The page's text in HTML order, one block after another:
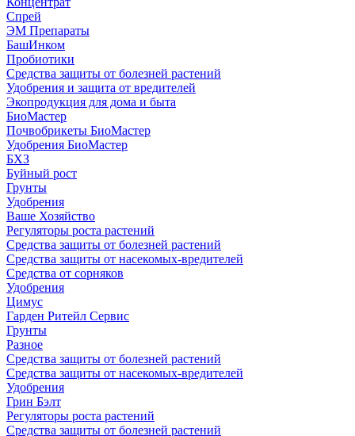
Спрей
ЭМ Препараты
БашИнком
Пробиотики
Средства защиты от болезней растений
Удобрения и защита от вредителей
Экопродукция для дома и быта
БиоМастер
Почвобрикеты БиоМастер
Удобрения БиоМастер
БХЗ
Буйный рост
Грунты
Удобрения
Ваше Хозяйство
Регуляторы роста растений
Средства защиты от болезней растений
Средства защиты от насекомых-вредителей
Средства от сорняков
Удобрения
Цимус
Гарден Ритейл Сервис
Грунты
Разное
Средства защиты от болезней растений
Средства защиты от насекомых-вредителей
Удобрения
Грин Бэлт
Регуляторы роста растений
Средства защиты от болезней растений